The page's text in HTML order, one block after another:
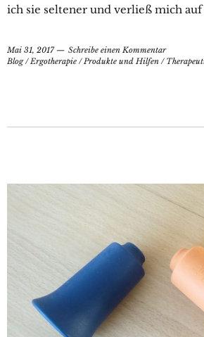
ich sie seltener und verließ mich auf
Mai 31, 2017
Schreibe einen Kommentar
Blog/ Ergotherapie / Produkte und Hilfen /